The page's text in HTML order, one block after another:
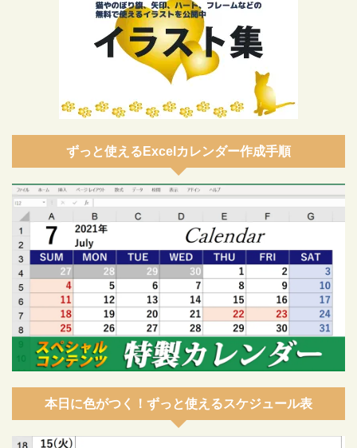
ずっと使えるExcelカレンダー作成手順
本日に色がつく！ずっと使えるスケジュール表